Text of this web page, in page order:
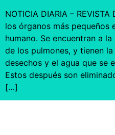
NOTICIA DIARIA –
los órganos más pequeños
humano. Se encuentran a
de los pulmones, y tienen
desechos y el agua que se
Estos después son
[…]